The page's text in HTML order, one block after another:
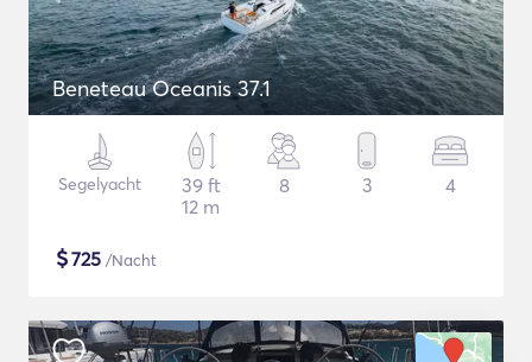
Beneteau Oceanis 37.1
Segelyacht
39 ft
12 m
8 3 4
$725 /Nacht